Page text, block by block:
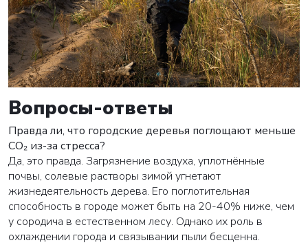
Вопросы-ответы
Правда ли, что городские деревья поглощают меньше
CO₂ из-за стресса?
Да, это правда. Загрязнение воздуха, уплотнённые
почвы, солевые растворы зимой угнетают
жизнедеятельность дерева. Его поглотительная
способность в городе может быть на 20-40% ниже, чем
у сородича в естественном лесу. Однако их роль в
охлаждении города и связывании пыли бесценна.